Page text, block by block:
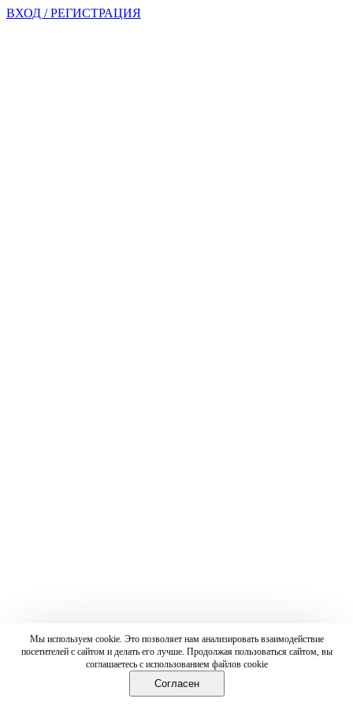
ВХОД / РЕГИСТРАЦИЯ
Мы используем cookie. Это позволяет нам анализировать взаимодействие
посетителей с сайтом и делать его лучше. Продолжая пользоваться сайтом, вы
соглашаетесь с использованием файлов cookie
Согласен